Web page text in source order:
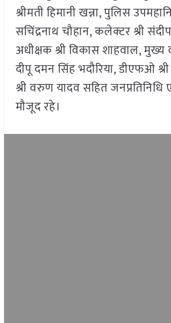
श्रीमती हिमानी खन्ना, पुलिस
सचिंद्रनाथ चौहान, कलेक्टर श्री
अधीक्षक श्री विकास शाहवाल, मुख्य
दीपू दमन सिंह भदौरिया, डीएफओ
श्री वरुण यादव सहित जनप्रतिनिधि
मौजूद रहे।